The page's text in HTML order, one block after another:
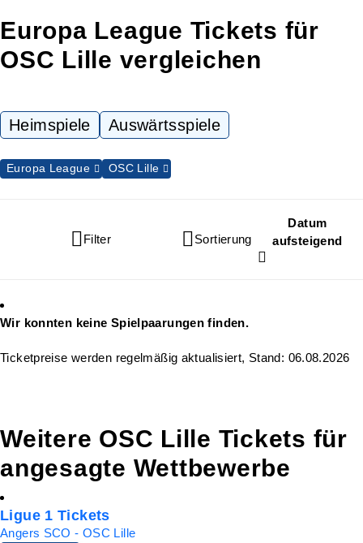
Europa League Tickets für
OSC Lille vergleichen
Heimspiele Auswärtsspiele
Filter Sortierung
Datum
aufsteigend
Europa League OSC Lille
Wir konnten keine Spielpaarungen finden.
Ticketpreise werden regelmäßig aktualisiert, Stand: 06.08.2026
Weitere OSC Lille Tickets für
angesagte Wettbewerbe
Ligue 1 Tickets
Angers SCO - OSC Lille